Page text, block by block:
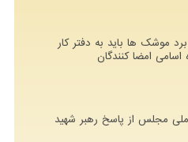
برد موشک ها باید به دفتر کار
اسامی امضا کنندگان
مجلس از پاسخ رهبر شهید